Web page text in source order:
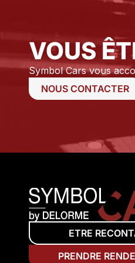
VOUS
Symbol Cars vous
NOUS CONTACTER
ETRE
PRENDRE